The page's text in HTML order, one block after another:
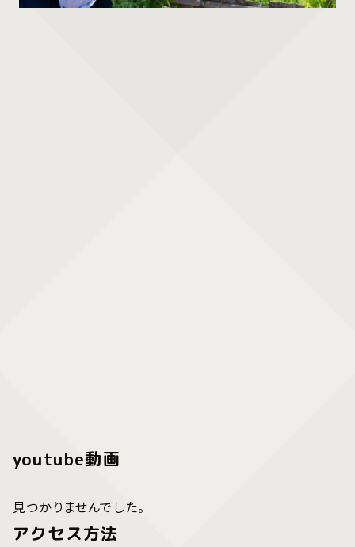
youtube動画
見つかりませんでした。
アクセス方法